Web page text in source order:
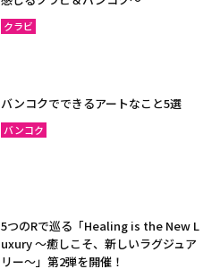
クラビ
バンコクでできるアートなこと5選
バンコク
5つのRで巡る「Healing is the New L
uxury ～癒しこそ、新しいラグジュア
リー〜」第2弾を開催！